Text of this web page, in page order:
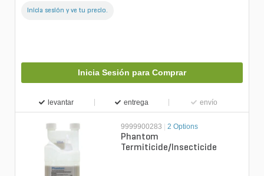
Inicia sesión y ve tu precio.
Inicia Sesión para Comprar
levantar entrega envío
9999900283 2 Options
Phantom
Termiticide/Insecticide